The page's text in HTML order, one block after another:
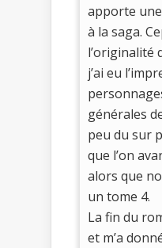
apporte
à la saga.
l’originalité
j’ai eu
générales
peu du sur
que l’on
alors que
un tome 4.
La fin du
et m’a